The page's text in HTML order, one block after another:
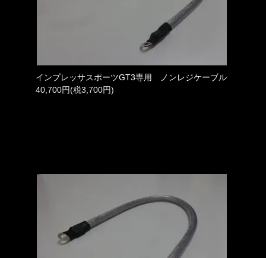
インプレッサスポーツGT3専用 ノンレジケーブル
40,700円(税3,700円)